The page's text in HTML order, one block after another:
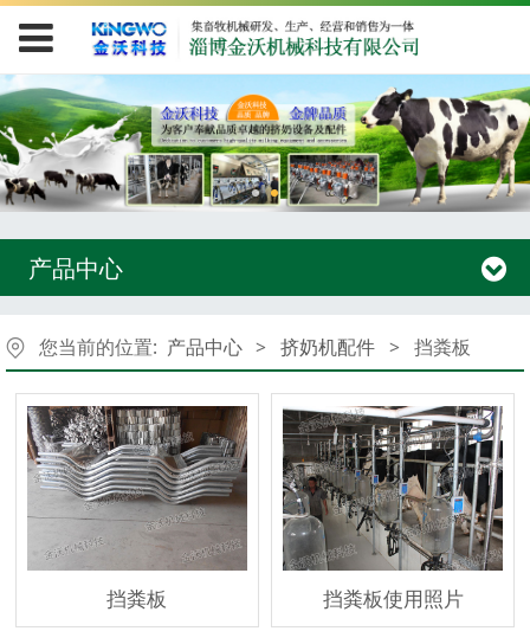
产品中心
您当前的位置: 产品中心 > 挤奶机配件 > 挡粪板
挡粪板 挡粪板使用照片